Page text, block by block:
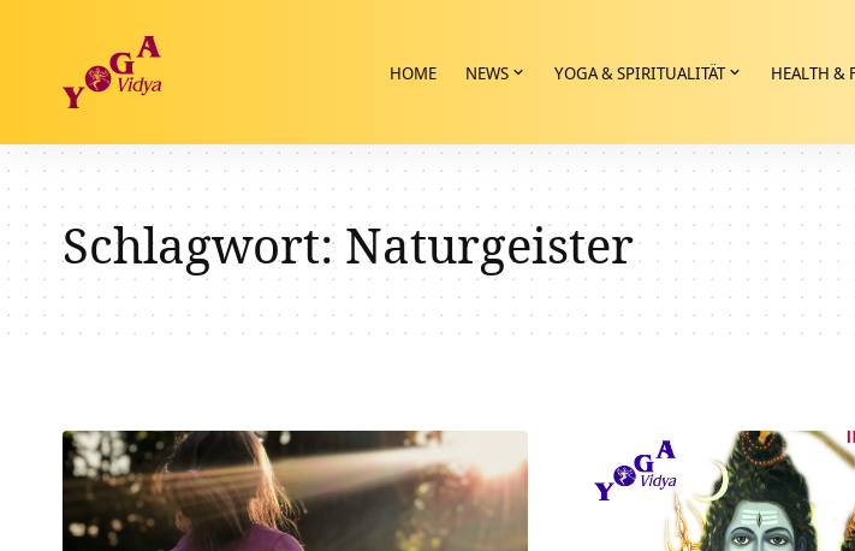
HOME NEWS YOGA & SPIRITUALITÄT HEALTH &
Schlagwort:Naturgeister